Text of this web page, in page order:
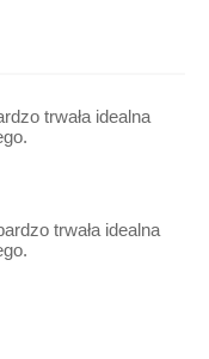
trwała idealna